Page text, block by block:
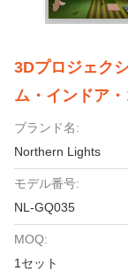
3Dプロジェク
ム・インドア
ブランド名:
Northern Lights
モデル番号:
NL-GQ035
MOQ:
1セット